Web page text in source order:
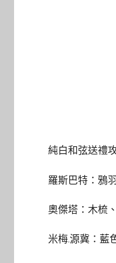
純白和弦送禮
羅斯巴特：鴉
奧傑塔：木梳
米梅.源冀：藍